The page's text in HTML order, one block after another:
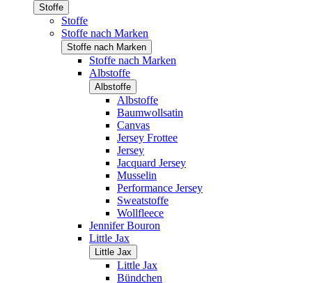
Stoffe
Stoffe
Stoffe nach Marken
Stoffe nach Marken
Stoffe nach Marken
Albstoffe
Albstoffe
Albstoffe
Baumwollsatin
Canvas
Jersey Frottee
Jersey
Jacquard Jersey
Musselin
Performance Jersey
Sweatstoffe
Wollfleece
Jennifer Bouron
Little Jax
Little Jax
Little Jax
Bündchen